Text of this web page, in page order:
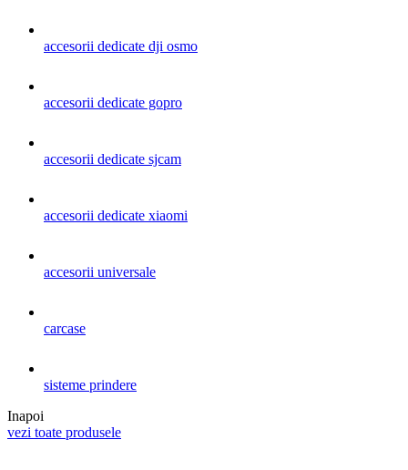
accesorii dedicate dji osmo
accesorii dedicate gopro
accesorii dedicate sjcam
accesorii dedicate xiaomi
accesorii universale
carcase
sisteme prindere
Inapoi
vezi toate produsele